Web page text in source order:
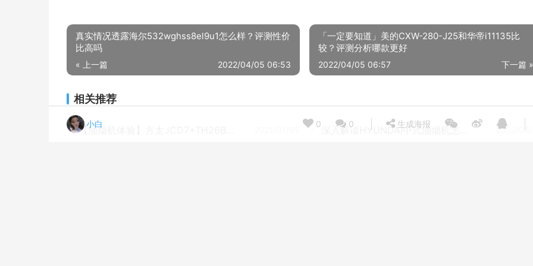
小白 0 0 生成海报
真实情况透露海尔532wghss8el9u1怎么样？评测性价
比高吗
« 上一篇 2022/04/05 06:53
「一定要知道」美的CXW-280-J25和华帝i11135比
较？评测分析哪款更好
下一篇 »
2022/04/05 06:57
相关推荐
2022/